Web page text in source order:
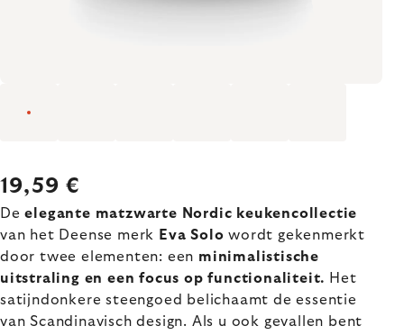
19,59 €
Deelegante matzwarte Nordic keukencollectie
van het Deense merk
Eva Solo wordt gekenmerkt
door twee elementen: een minimalistische
uitstraling en een focus op functionaliteit. Het
satijndonkere steengoed belichaamt de essentie
van Scandinavisch design. Als u ook gevallen bent